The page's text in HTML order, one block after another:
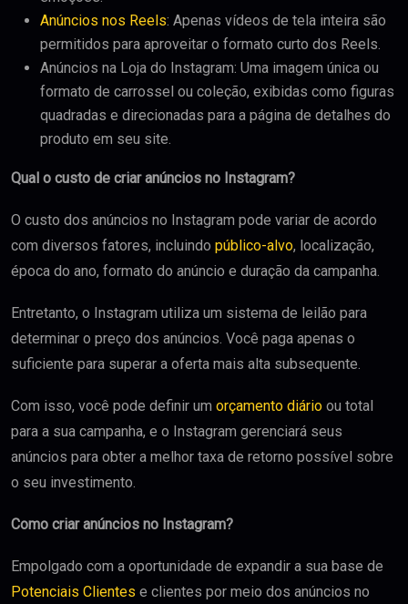
Anúncios nos Reels: Apenas vídeos de tela inteira são
permitidos para aproveitar o formato curto dos Reels.
Anúncios na Loja do Instagram: Uma imagem única ou
formato de carrossel ou coleção, exibidas como figuras
quadradas e direcionadas para a página de detalhes do
produto em seu site.
Qual o custo de criar anúncios no Instagram?
O custo dos anúncios no Instagram pode variar de acordo
com diversos fatores, incluindo público-alvo, localização,
época do ano, formato do anúncio e duração da campanha.
Entretanto, o Instagram utiliza um sistema de leilão para
determinar o preço dos anúncios. Você paga apenas o
suficiente para superar a oferta mais alta subsequente.
Com isso, você pode definir um orçamento diário ou total
para a sua campanha, e o Instagram gerenciará seus
anúncios para obter a melhor taxa de retorno possível sobre
o seu investimento.
Como criar anúncios no Instagram?
Empolgado com a oportunidade de expandir a sua base de
Potenciais Clientes e clientes por meio dos anúncios no